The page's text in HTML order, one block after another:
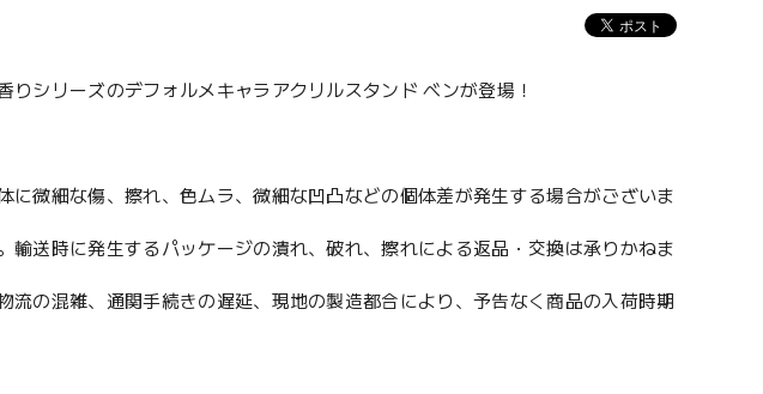
シリーズのデフォルメキャラアクリルスタンド ベンが登場！
に微細な傷、擦れ、色ムラ、微細な凹凸などの個体差が発生する場合がございま
輸送時に発生するパッケージの潰れ、破れ、擦れによる返品・交換は承りかねま
流の混雑、通関手続きの遅延、現地の製造都合により、予告なく商品の入荷時期